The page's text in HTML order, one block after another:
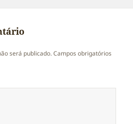
será publicado. Campos obrigatórios